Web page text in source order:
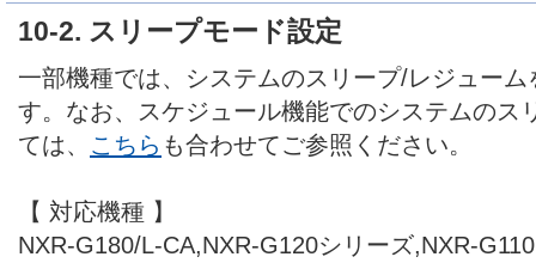
10-2. スリープモード設定
一部機種では、システムのスリープ/レジュー
す。なお、スケジュール機能でのシステムのス
ては、 こちら も合わせてご参照ください。
【 対応機種 】
NXR-G180/L-CA,NXR-G120シリーズ,NXR-